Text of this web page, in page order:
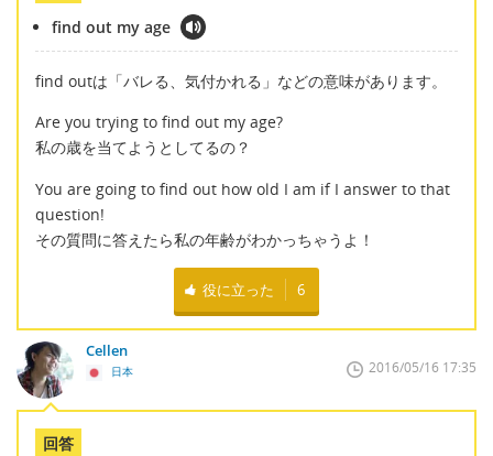
find out my age
find outは「バレる、気付かれる」などの意味があります。
Are you trying to find out my age?
私の歳を当てようとしてるの？
You are going to find out how old I am if I answer to that
question!
その質問に答えたら私の年齢がわかっちゃうよ！
役に立った 6
Cellen
日本 2016/05/16 17:35
回答